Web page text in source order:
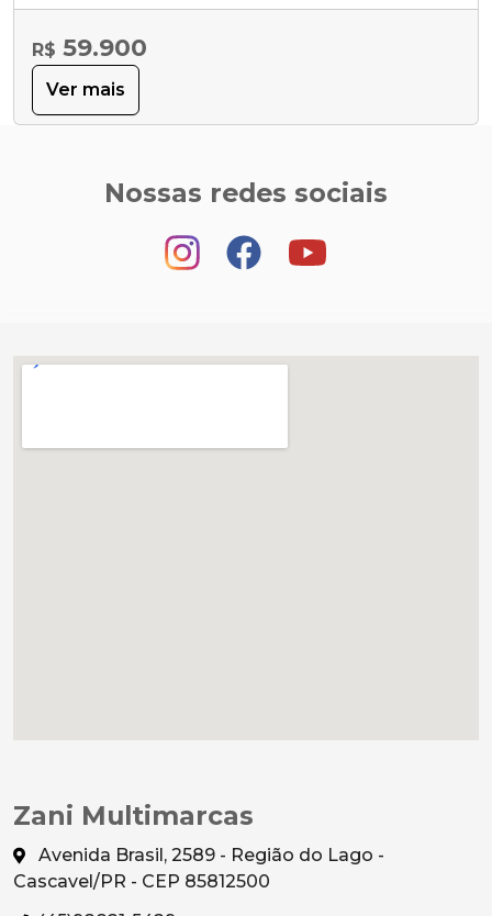
R$ 59.900
Ver mais
Nossas redes sociais
Zani Multimarcas
Avenida Brasil, 2589 - Região do Lago -
Cascavel/PR - CEP 85812500